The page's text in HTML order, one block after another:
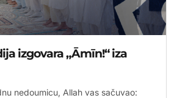
izgovara „Āmīn!“ iza
nedoumicu, Allah vas sačuvao: